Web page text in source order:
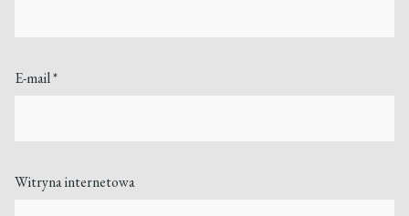
E-mail*
Witryna internetowa